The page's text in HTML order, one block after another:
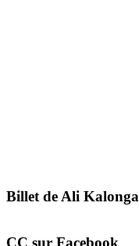
Billet de Ali Kalonga
CC sur Facebook